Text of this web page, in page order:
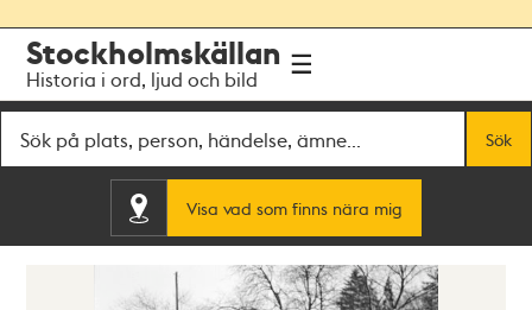
navigationen
huvudinnehållet
Stockholmskällan
Historia i ord, ljud och bild
Sök
Visa vad som finns nära mig